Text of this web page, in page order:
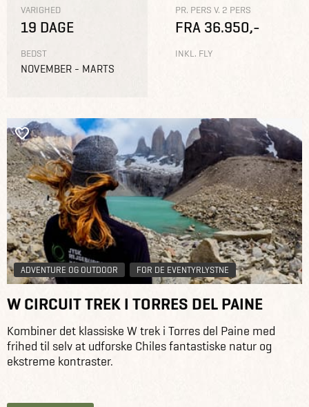
VARIGHED
19 DAGE
BEDST
NOVEMBER - MARTS
PR. PERS V. 2 PERS
FRA 36.950,-
INKL. FLY
ADVENTURE OG OUTDOOR FOR DE EVENTYRLYSTNE
W CIRCUIT TREK I TORRES DEL PAINE
Kombiner det klassiske W trek i Torres del Paine med
frihed til selv at udforske Chiles fantastiske natur og
ekstreme kontraster.